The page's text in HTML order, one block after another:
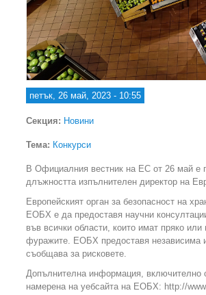
петък, 26 май, 2023 - 10:55
Секция: Новини
Тема: Конкурси
В Официалния вестник на ЕС от 26 май e
длъжността изпълнителен директор на
Европейският орган за безопасност на
ЕОБХ е да предоставя научни
във всички области, които имат пряко
фуражите. ЕОБХ предоставя независима
съобщава за рисковете.
Допълнителна информация, включително
намерена на уебсайта на ЕОБХ: http://